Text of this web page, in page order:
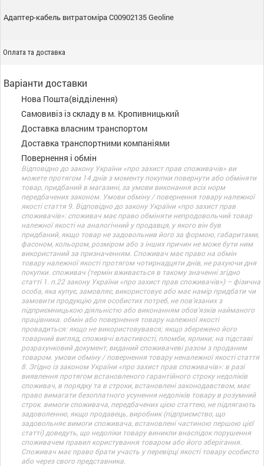
Адаптер-кабель витратоміра C00902135 Geoline
Оплата та доставка
Варіанти доставки
Нова Пошта(відділення)
Самовивіз із складу в м. Кропивницький
Доставка власним транспортом
Доставка транспортними компаніями
Повернення і обмін
Відповідно до закону України «про захист прав споживачів» ви
можете протягом 14 днів з моменту покупки повернути або обміняти
товар, придбаний в магазині, за умови виконання всіх норм
передбачених законом. Умови обміну / повернення товару належної
якості стаття 9. Відповідно до закону України «про захист прав
споживачів»: споживач має право обміняти непродовольчий товар
належної якості на аналогічний у продавця, у якого він був
придбаний, якщо товар не задовольнив його за формою, габаритами,
фасоном, кольором, розміром або з інших причин не може бути ним
використаний за призначенням. Споживач має право на обмін
товару належної якості протягом чотирнадцяти днів, не рахуючи дня
покупки. споживач (термін вживається в такому значенні згідно
статті 1. п.22 закону України «про захист прав споживачів») – фізична
особа, яка купує, замовляє, використовує або має намір придбати чи
замовити продукцію для особистих потреб, не пов’язаних з
підприємницькою діяльністю або виконанням обов’язків найманого
працівника. обмін або повернення товару належної якості
провадиться: якщо не використовувався; якщо збережено його
товарний вигляд, споживчі властивості, пломби, ярлики; на підставі
розрахунковий документ, виданий споживачеві разом з проданим
товаром. умови обміну / повернення товару неналежної якості стаття
8. Згідно із законом України «про захист прав споживачів»: в разі
виявлення протягом встановленого гарантійного строку недоліків
споживач, в порядку та в строки, встановлені законодавством, має
право вимагати безоплатного усунення недоліків товару в розумний
строк. вимоги споживача, передбачених цією статтею, не підлягають
задоволенню, якщо продавець, виробник (підприємство, що
задовольняє вимоги споживача, встановлені частиною першою цієї
статті) доведуть, що недоліки товару виникли внаслідок порушення
споживачем правил користування товаром або його зберігання.
Споживач має право брати участь у перевірці якості товару особисто
або через свого представника.